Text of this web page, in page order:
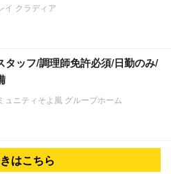
イ クラディア
タッフ/調理師免許必須/日勤のみ/
ュニティそよ風 グループホーム
はこちら